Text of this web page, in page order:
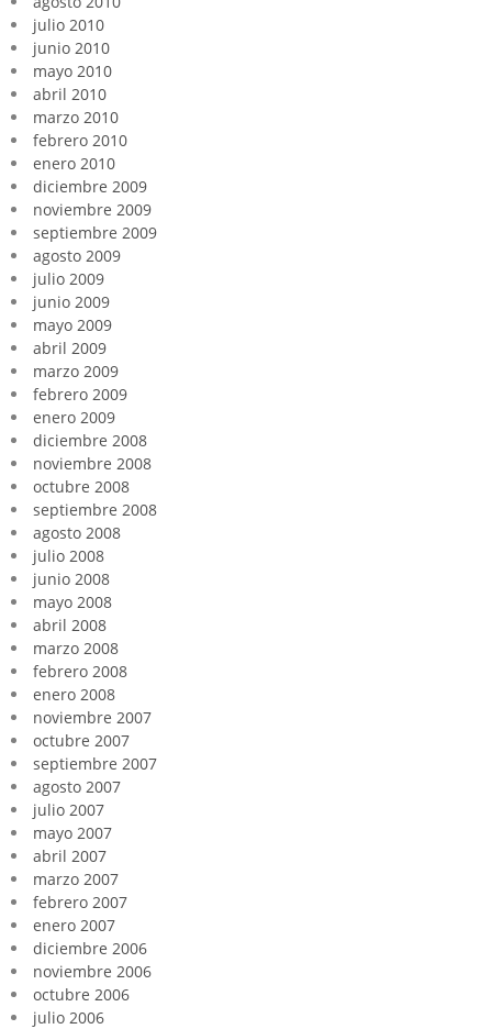
julio 2010
junio 2010
mayo 2010
abril 2010
marzo 2010
febrero 2010
enero 2010
diciembre 2009
noviembre 2009
septiembre 2009
agosto 2009
julio 2009
junio 2009
mayo 2009
abril 2009
marzo 2009
febrero 2009
enero 2009
diciembre 2008
noviembre 2008
octubre 2008
septiembre 2008
agosto 2008
julio 2008
junio 2008
mayo 2008
abril 2008
marzo 2008
febrero 2008
enero 2008
noviembre 2007
octubre 2007
septiembre 2007
agosto 2007
julio 2007
mayo 2007
abril 2007
marzo 2007
febrero 2007
enero 2007
diciembre 2006
noviembre 2006
octubre 2006
julio 2006